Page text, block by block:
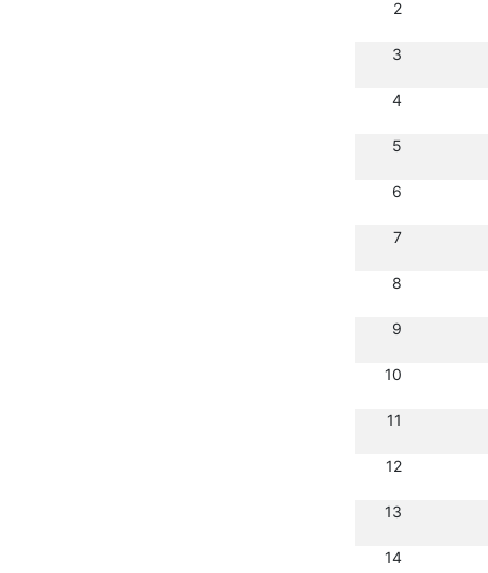
2
3
4
5
6
7
8
9
10
11
12
13
14